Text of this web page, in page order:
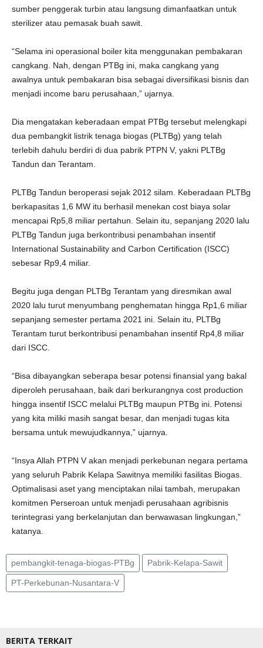
sumber penggerak turbin atau langsung dimanfaatkan untuk
sterilizer atau pemasak buah sawit.
“Selama ini operasional boiler kita menggunakan pembakaran
cangkang. Nah, dengan PTBg ini, maka cangkang yang
awalnya untuk pembakaran bisa sebagai diversifikasi bisnis dan
menjadi income baru perusahaan,” ujarnya.
Dia mengatakan keberadaan empat PTBg tersebut melengkapi
dua pembangkit listrik tenaga biogas (PLTBg) yang telah
terlebih dahulu berdiri di dua pabrik PTPN V, yakni PLTBg
Tandun dan Terantam.
PLTBg Tandun beroperasi sejak 2012 silam. Keberadaan PLTBg
berkapasitas 1,6 MW itu berhasil menekan cost biaya solar
mencapai Rp5,8 miliar pertahun. Selain itu, sepanjang 2020 lalu
PLTBg Tandun juga berkontribusi penambahan insentif
International Sustainability and Carbon Certification (ISCC)
sebesar Rp9,4 miliar.
Begitu juga dengan PLTBg Terantam yang diresmikan awal
2020 lalu turut menyumbang penghematan hingga Rp1,6 miliar
sepanjang semester pertama 2021 ini. Selain itu, PLTBg
Terantam turut berkontribusi penambahan insentif Rp4,8 miliar
dari ISCC.
“Bisa dibayangkan seberapa besar potensi finansial yang bakal
diperoleh perusahaan, baik dari berkurangnya cost production
hingga insentif ISCC melalui PLTBg maupun PTBg ini. Potensi
yang kita miliki masih sangat besar, dan menjadi tugas kita
bersama untuk mewujudkannya,” ujarnya.
“Insya Allah PTPN V akan menjadi perkebunan negara pertama
yang seluruh Pabrik Kelapa Sawitnya memiliki fasilitas Biogas.
Optimalisasi aset yang menciptakan nilai tambah, merupakan
komitmen Perseroan untuk menjadi perusahaan agribisnis
terintegrasi yang berkelanjutan dan berwawasan lingkungan,”
katanya.
pembangkit-tenaga-biogas-PTBg Pabrik-Kelapa-Sawit
PT-Perkebunan-Nusantara-V
BERITA TERKAIT